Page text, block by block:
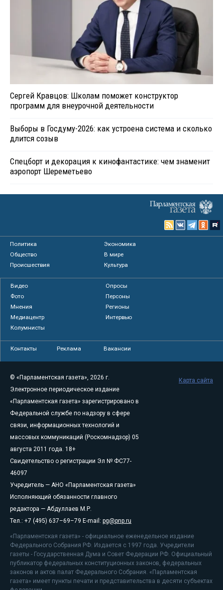
Сергей Кравцов: Школам поможет конструктор
программ для внеурочной деятельности
Выборы в Госдуму-2026: как устроена система и сколько
длится созыв
Спецборт и декорация к кинофантастике: чем знаменит
аэропорт Шереметьево
Политика
Экономика
Общество
В мире
Происшествия
Культура
Видео
Опросы
Фото
Персоны
Мнения
Регионы
Медиацентр
Интервью
Колумнисты
Контакты Реклама Вакансии
© «Парламентская газета», 2026 г.
Электронное периодическое издание
«Парламентская газета» зарегистрировано в
Федеральной службе по надзору в сфере
связи, информационных технологий и
массовых коммуникаций (Роскомнадзор) 05
августа 2011 года. 18+
Свидетельство о регистрации Эл № ФС77-
46097
Учредитель — АНО «Парламентская газета»
Исполняющий обязанности главного
редактора — Абдуллаев М.Р.
Тел.: +7 (495) 637–69–79 E-mail: pg@pnp.ru
«Парламентская газета» - официальное еженедельное издание
Федерального Собрания РФ. Издается с 1997 года. Учредители
газеты - Государственная Дума и Совет Федерации РФ. Официальный
публикатор федеральных конституционных законов, федеральных
законов и актов палат Федерального Собрания. «Парламентская
газета» имеет пункты печати и представительства в десяти субъектах
Карта сайта